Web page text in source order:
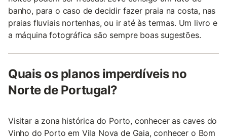
banho, para o caso de decidir fazer praia na costa, nas
praias fluviais nortenhas, ou ir até às termas. Um livro e
a máquina fotográfica são sempre boas sugestões.
Quais os planos imperdíveis no
Norte de Portugal?
Visitar a zona histórica do Porto, conhecer as caves do
Vinho do Porto em Vila Nova de Gaia, conhecer o Bom